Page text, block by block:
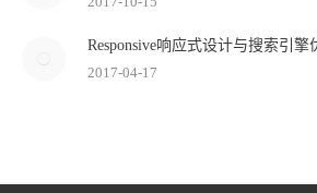
Responsive响应式设计与搜索引擎
2017-04-17